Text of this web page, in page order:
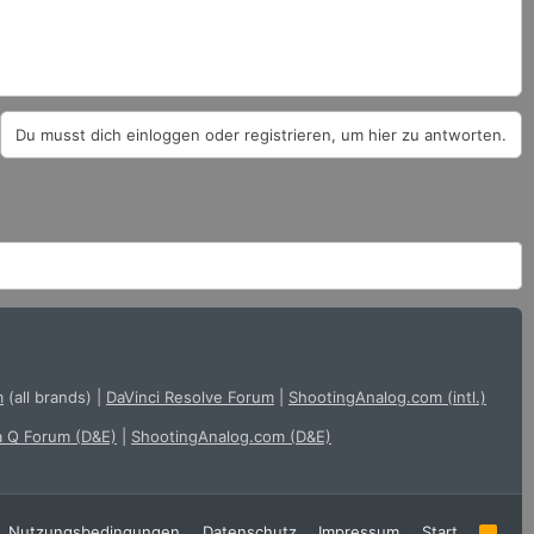
Du musst dich einloggen oder registrieren, um hier zu antworten.
(all brands) DaVinci Resolve Forum ShootingAnalog.com (intl.)
Q Forum (D&E) ShootingAnalog.com (D&E)
R